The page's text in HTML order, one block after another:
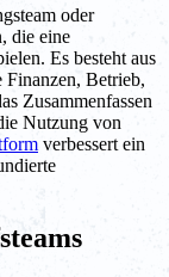
oder
die eine
Es besteht aus
Finanzen, Betrieb,
Zusammenfassen
Nutzung von
verbessert ein